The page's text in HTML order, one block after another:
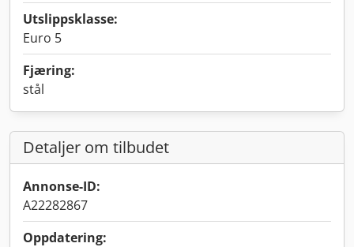
Utslippsklasse:
Euro 5
Fjæring:
stål
Detaljer om tilbudet
Annonse-ID:
A22282867
Oppdatering: